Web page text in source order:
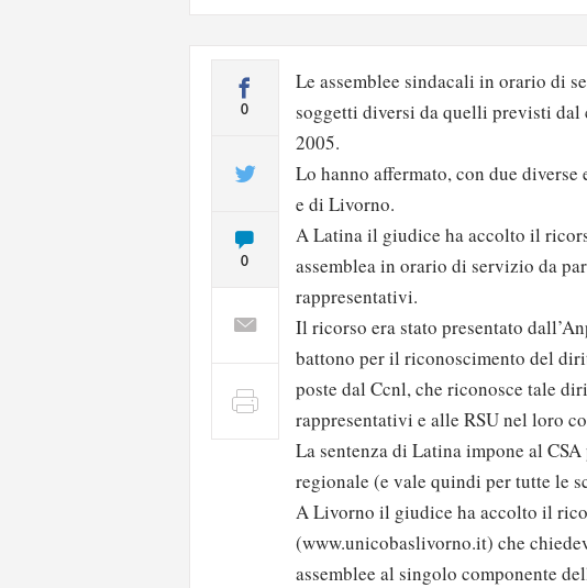
0
0
Le assemblee sindacali in orario di
soggetti diversi da quelli previsti
2005.
Lo hanno affermato, con due
e di Livorno.
A Latina il giudice ha accolto il
assemblea in orario di servizio da
rappresentativi.
Il ricorso era stato presentato
battono per il riconoscimento del
poste dal Ccnl, che riconosce tale
rappresentativi e alle RSU nel loro
La sentenza di Latina impone al
regionale (e vale quindi per tutte le
A Livorno il giudice ha accolto il
(www.unicobaslivorno.it) che
assemblee al singolo componente